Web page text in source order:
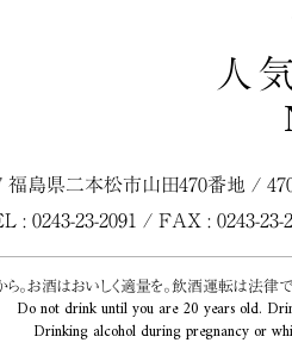
人
福島県二本松市山田470番地 /
: 0243-23-2091 / FAX : 0243-
。お酒はおいしく適量を。飲酒運転は法律
Do not drink until you are 20 years old.
Drinking alcohol during pregnancy or